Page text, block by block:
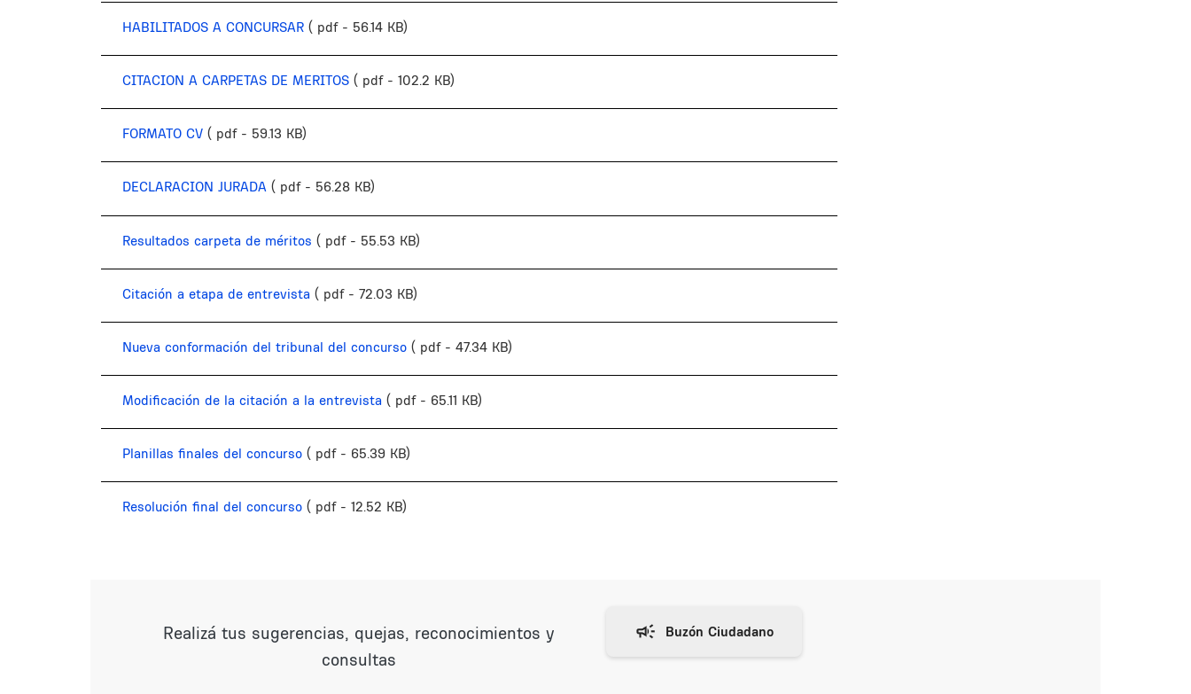
HABILITADOS A CONCURSAR ( pdf - 56.14 KB)
CITACION A CARPETAS DE MERITOS ( pdf - 102.2 KB)
FORMATO CV ( pdf - 59.13 KB)
DECLARACION JURADA ( pdf - 56.28 KB)
Resultados carpeta de méritos ( pdf - 55.53 KB)
Citación a etapa de entrevista ( pdf - 72.03 KB)
Nueva conformación del tribunal del concurso ( pdf - 47.34 KB)
Modificación de la citación a la entrevista ( pdf - 65.11 KB)
Planillas finales del concurso ( pdf - 65.39 KB)
Resolución final del concurso ( pdf - 12.52 KB)
Realizá tus sugerencias, quejas, reconocimientos y
consultas